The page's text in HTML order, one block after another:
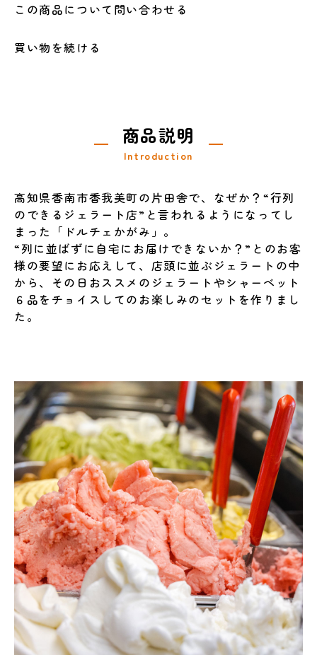
この商品について問い合わせる
買い物を続ける
商品説明
Introduction
高知県香南市香我美町の片田舎で、なぜか？“行列
のできるジェラート店”と言われるようになってし
まった「ドルチェかがみ」。
“列に並ばずに自宅にお届けできないか？”とのお客
様の要望にお応えして、店頭に並ぶジェラートの中
から、その日おススメのジェラートやシャーベット
６品をチョイスしてのお楽しみのセットを作りまし
た。